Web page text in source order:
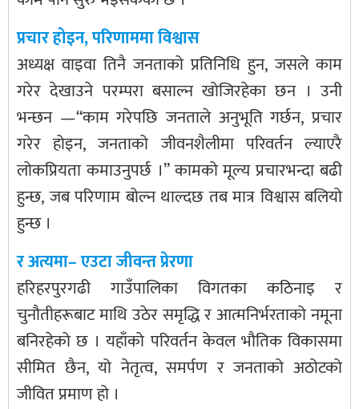
प्रचार होइन, परिणाममा विश्वास
अध्यक्ष वाइवा तिनै जनताको प्रतिनिधि हुन, जसले काम
गरेर देखाउने परम्परा बसाल्न खोजिरहेका छन । उनी
भन्छन —“काम गरेपछि जनताले अनुभूति गर्छन, प्रचार
गरेर होइन, जनताको जीवनशैलीमा परिवर्तन ल्याएरै
लोकप्रियता कमाउनुपर्छ ।” कामको मूल्य प्रचारभन्दा बढी
हुन्छ, जब परिणाम बोल्न थाल्दछ तब मात्र विश्वास बलियो
हुन्छ ।
र अत्यमा– एउटा जीवन्त प्रेरणा
हरिहरपुरगढी गाउँपालिका विगतका कठिनाइ र
चुनौतीहरूबाट माथि उठेर समृद्धि र आत्मनिर्भरताको नमूना
बनिरहेको छ । यहाँको परिवर्तन केवल भौतिक विकासमा
सीमित छैन, यो नेतृत्व, समर्पण र जनताको अठोटको
जीवित प्रमाण हो ।